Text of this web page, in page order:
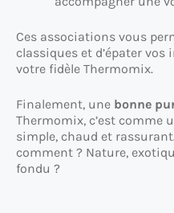
Ces associations vous
classiques et d’épater
votre fidèle Thermomix.
Finalement, une bonne
Thermomix, c’est comme
simple, chaud et
comment ? Nature,
fondu ?